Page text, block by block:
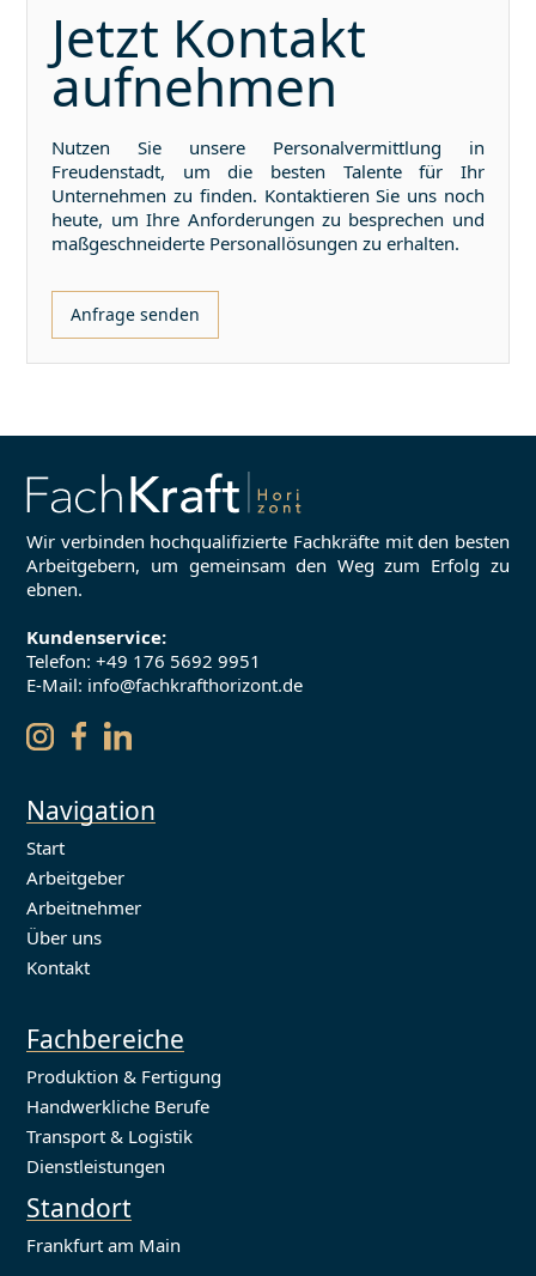
Jetzt Kontakt
aufnehmen
Nutzen Sie unsere Personalvermittlung in
Freudenstadt, um die besten Talente für Ihr
Unternehmen zu finden. Kontaktieren Sie uns noch
heute, um Ihre Anforderungen zu besprechen und
maßgeschneiderte Personallösungen zu erhalten.
Anfrage senden
Wir verbinden hochqualifizierte Fachkräfte mit den besten
Arbeitgebern, um gemeinsam den Weg zum Erfolg zu
ebnen.
Kundenservice:
Telefon:+49 176 5692 9951
E-Mail: info@fachkrafthorizont.de
Navigation
Start
Arbeitgeber
Arbeitnehmer
Über uns
Kontakt
Fachbereiche
Produktion & Fertigung
Handwerkliche Berufe
Transport & Logistik
Dienstleistungen
Standort
Frankfurt am Main